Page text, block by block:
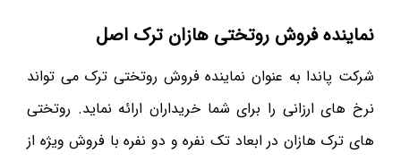
نماینده فروش روتختی هازان ترک اصل
شرکت پاندا به عنوان نماینده فروش روتختی ترک می تواند
نرخ های ارزانی را برای شما خریداران ارائه نماید. روتختی
های ترک هازان در ابعاد تک نفره و دو نفره با فروش ویژه از